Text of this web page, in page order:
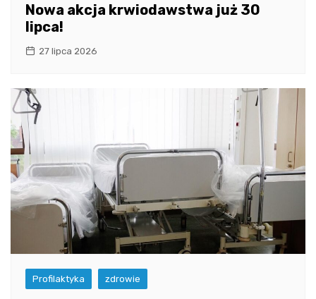
Nowa akcja krwiodawstwa już 30
lipca!
27 lipca 2026
Profilaktyka zdrowie